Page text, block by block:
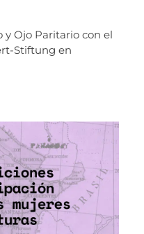
y Ojo Paritario con el
Stiftung en